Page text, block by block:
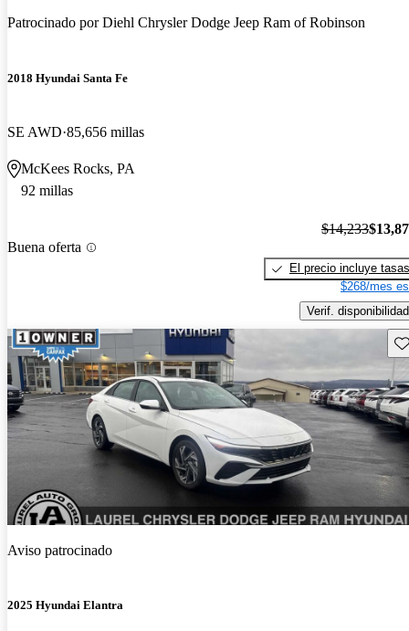
Patrocinado porDiehl Chrysler Dodge Jeep Ram of Robinson
2018 Hyundai Santa Fe
SE AWD 85,656 millas
McKees Rocks, PA
92 millas
Buena oferta
$14,233
El precio incluye tasas
$268/mes
Verif. disponibilidad
Aviso patrocinado
2025 Hyundai Elantra